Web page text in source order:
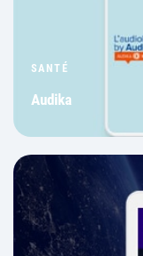
SANTÉ
Audika